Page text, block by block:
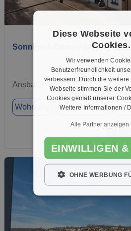
Sonnige 4-Zimmer-Wohnung in
Ansbach, 91522
Wohnung ca. 105,52 m²
Diese Webseite
Cookies.
Wir verwenden
Benutzerfreundlichkeit
verbessern. Durch die
Webseite stimmen Sie der
Cookies gemäß unserer
Weitere Informationen /
Alle Partner anzeigen
EINWILLIGEN &
OHNE WERBUNG